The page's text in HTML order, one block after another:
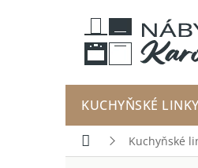
KUCHYŇSKÉ LINKY
Domů Kuchyňské